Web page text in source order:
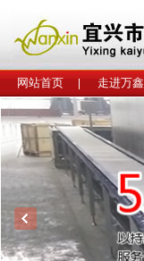
网站首页 走进万鑫
工程案例
联系我们